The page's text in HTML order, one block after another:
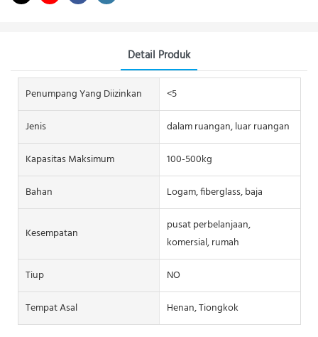
Detail Produk
Penumpang Yang Diizinkan
<5
Jenis
dalam ruangan, luar ruangan
Kapasitas Maksimum
100-500kg
Bahan
Logam, fiberglass, baja
Kesempatan
pusat perbelanjaan,
komersial, rumah
Tiup
NO
Tempat Asal
Henan, Tiongkok